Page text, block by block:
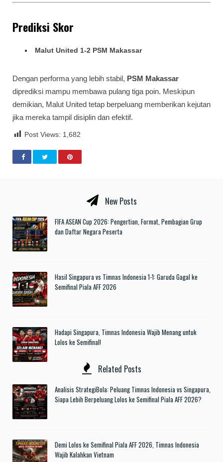
Prediksi Skor
Malut United 1-2 PSM Makassar
Dengan performa yang lebih stabil, PSM Makassar
diprediksi mampu membawa pulang tiga poin. Meskipun
demikian, Malut United tetap berpeluang memberikan kejutan
jika mereka tampil disiplin dan efektif.
Post Views: 1,682
New Posts
FIFA ASEAN Cup 2026: Pengertian, Format, Pembagian Grup
dan Daftar Negara Peserta
Hasil Singapura vs Timnas Indonesia 1-1: Garuda Gagal ke
Semifinal Piala AFF 2026
Hadapi Singapura, Timnas Indonesia Wajib Menang untuk
Lolos ke Semifinal!
Related Posts
Analisis StrategiBola: Peluang Timnas Indonesia vs Singapura,
Siapa Lebih Berpeluang Lolos ke Semifinal Piala AFF 2026?
Demi Lolos ke Semifinal Piala AFF 2026, Timnas Indonesia
Wajib Kalahkan Vietnam